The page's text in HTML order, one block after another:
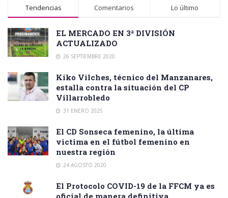
Tendencias Comentarios Lo último
EL MERCADO EN 3ª DIVISIÓN
ACTUALIZADO
26 SEPTIEMBRE 2020
Kiko Vilches, técnico del Manzanares,
estalla contra la situación del CP
Villarrobledo
31 ENERO 2025
El CD Sonseca femenino, la última
victima en el fútbol femenino en
nuestra región
24 AGOSTO 2020
El Protocolo COVID-19 de la FFCM ya es
oficial de manera definitiva